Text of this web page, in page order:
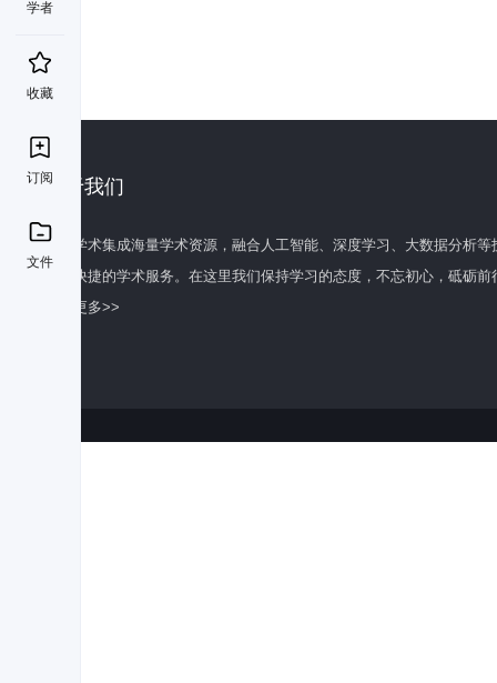
学者
收藏
订阅
文件
关于我们
百度学术集成海量学术资源，融合人工智能、深度学习、大数据分析
全面快捷的学术服务。在这里我们保持学习的态度，不忘初心，砥砺前
了解更多>>